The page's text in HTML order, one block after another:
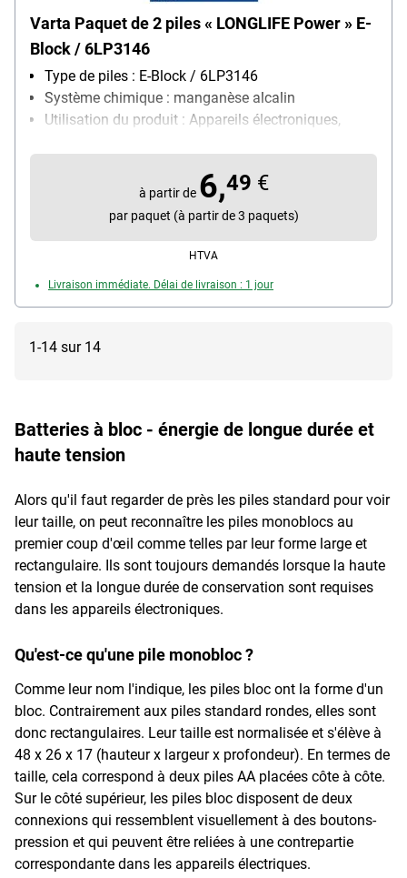
Varta Paquet de 2 piles « LONGLIFE Power » E-
Block / 6LP3146
Type de piles : E-Block / 6LP3146
Système chimique : manganèse alcalin
Utilisation du produit : Appareils électroniques,
Contenu par paquet : 2 pièce(s)
Avantages du produit (déclaration du fabricant) :
qualité supérieure, robuste et puissant
à partir de 6,49 €
par paquet (à partir de 3 paquets)
HTVA
Livraison immédiate. Délai de livraison : 1 jour
1-14 sur 14
Batteries à bloc - énergie de longue durée et
haute tension
Alors qu'il faut regarder de près les piles standard pour voir
leur taille, on peut reconnaître les piles monoblocs au
premier coup d'œil comme telles par leur forme large et
rectangulaire. Ils sont toujours demandés lorsque la haute
tension et la longue durée de conservation sont requises
dans les appareils électroniques.
Qu'est-ce qu'une pile monobloc ?
Comme leur nom l'indique, les piles bloc ont la forme d'un
bloc. Contrairement aux piles standard rondes, elles sont
donc rectangulaires. Leur taille est normalisée et s'élève à
48 x 26 x 17 (hauteur x largeur x profondeur). En termes de
taille, cela correspond à deux piles AA placées côte à côte.
Sur le côté supérieur, les piles bloc disposent de deux
connexions qui ressemblent visuellement à des boutons-
pression et qui peuvent être reliées à une contrepartie
correspondante dans les appareils électriques.